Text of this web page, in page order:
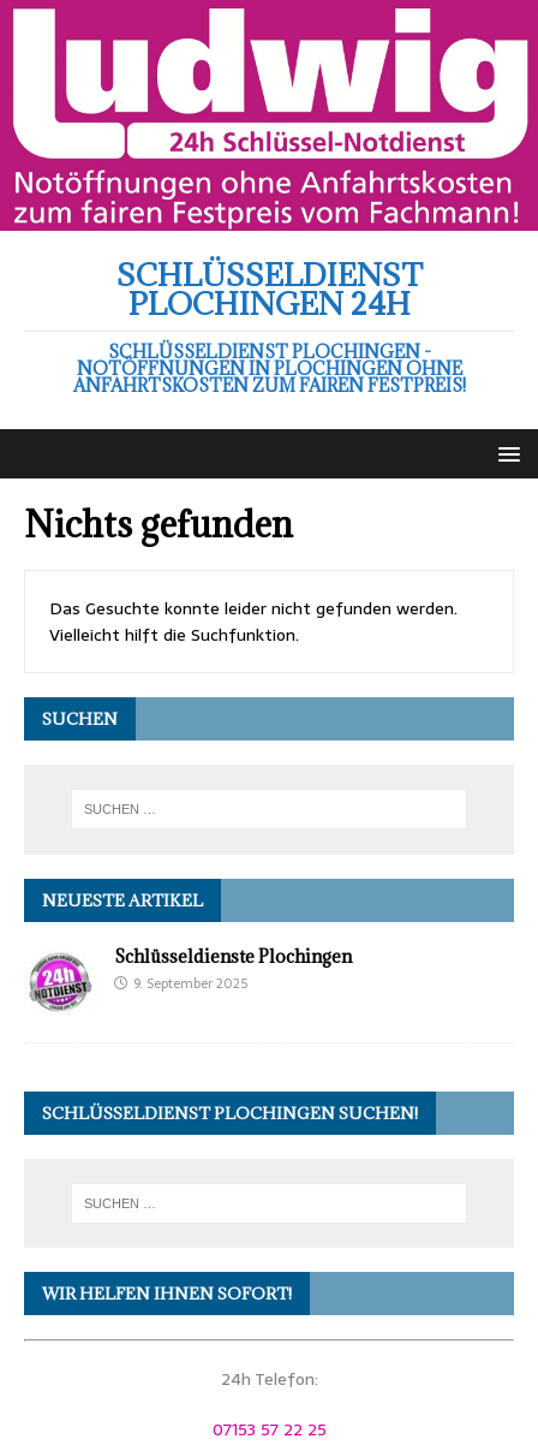
SCHLÜSSELDIENST
PLOCHINGEN 24H
SCHLÜSSELDIENST PLOCHINGEN -
NOTÖFFNUNGEN IN PLOCHINGEN OHNE
ANFAHRTSKOSTEN ZUM FAIREN FESTPREIS!
Nichts gefunden
Das Gesuchte konnte leider nicht gefunden werden.
Vielleicht hilft die Suchfunktion.
SUCHEN
NEUESTE ARTIKEL
Schlüsseldienste Plochingen
9. September 2025
SCHLÜSSELDIENST PLOCHINGEN SUCHEN!
WIR HELFEN IHNEN SOFORT!
24h Telefon:
07153 57 22 25